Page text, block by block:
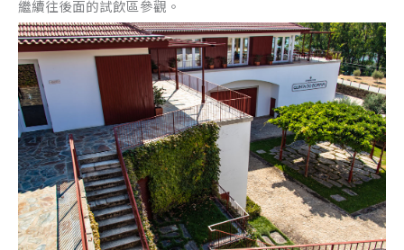
繼續往後面的試飲區參觀。